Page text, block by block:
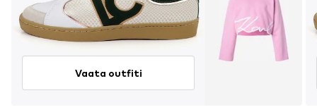
Vaata outfiti